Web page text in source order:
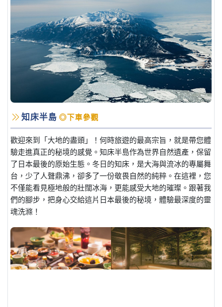
知床半島 ◎下車參觀
歡迎來到「大地的盡頭」！何時旅遊的最高宗旨，就是帶您體
驗走進真正的秘境的感覺。知床半島作為世界自然遺產，保留
了日本最後的原始生態。冬日的知床，是大海與流冰的專屬舞
台，少了人聲鼎沸，卻多了一份敬畏自然的純粹。在這裡，您
不僅能看見極地般的壯闊冰海，更能感受大地的璀璨。跟著我
們的腳步，把身心交給這片日本最後的秘境，體驗最深度的靈
魂洗滌！